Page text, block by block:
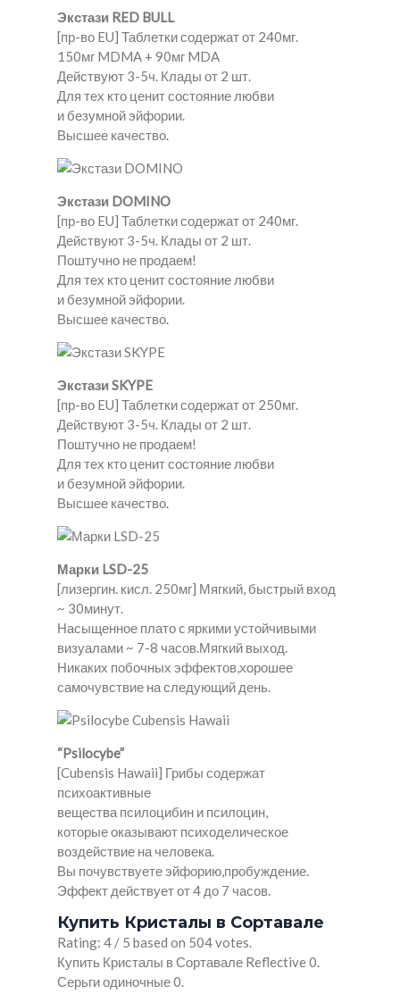
Экстази RED BULL
[пр-во EU] Таблетки содержат от 240мг.
150мг MDMA + 90мг MDA
Действуют 3-5ч. Клады от 2 шт.
Для тех кто ценит состояние любви
и безумной эйфории.
Высшее качество.
Экстази DOMINO
[пр-во EU] Таблетки содержат от 240мг.
Действуют 3-5ч. Клады от 2 шт.
Поштучно не продаем!
Для тех кто ценит состояние любви
и безумной эйфории.
Высшее качество.
Экстази SKYPE
[пр-во EU] Таблетки содержат от 250мг.
Действуют 3-5ч. Клады от 2 шт.
Поштучно не продаем!
Для тех кто ценит состояние любви
и безумной эйфории.
Высшее качество.
Марки LSD-25
[лизергин. кисл. 250мг] Мягкий, быстрый вход
~ 30минут.
Насыщенное плато c яркими устойчивыми
визуалами ~ 7-8 часов.Мягкий выход.
Никаких побочных эффектов,хорошее
самочувствие на следующий день.
“Psilocybe”
[Cubensis Hawaii] Грибы содержат
психоактивные
вещества псилоцибин и псилоцин,
которые оказывают психоделическое
воздействие на человека.
Вы почувствуете эйфорию,пробуждение.
Эффект действует от 4 до 7 часов.
Купить Кристалы в Сортавале
Rating: 4 / 5 based on 504 votes.
Купить Кристалы в Сортавале Reflective 0.
Серьги одиночные 0.